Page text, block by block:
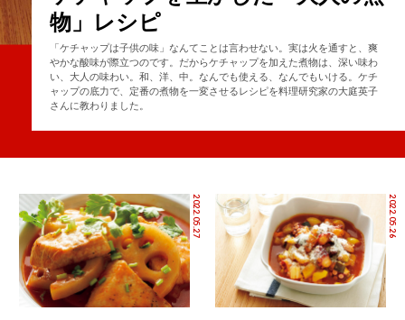
物」レシピ
「ケチャップは子供の味」なんてことは言わせない。実は火を通すと、爽
やかな酸味が際立つのです。だからケチャップを加えた煮物は、深い味わ
い、大人の味わい。和、洋、中。なんでも使える、なんでもいける。ケチ
ャップの底力で、定番の煮物を一変させるレシピを料理研究家の大庭英子
さんに教わりました。
2022.05.27 2022.05.26